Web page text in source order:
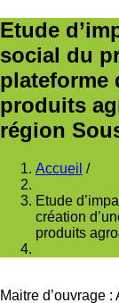
Etude
social du
plateforme
produits
région
Fil
d'Ariane
Accueil /
Etude
création
produits
Maitre d’ouvrage :